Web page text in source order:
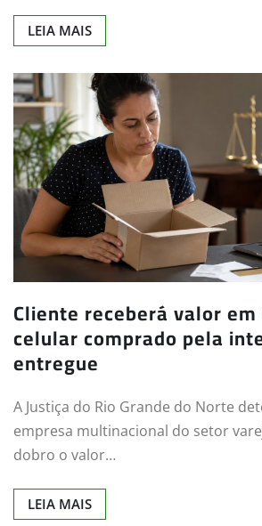
LEIA MAIS
Cliente receberá valor
celular comprado pela
entregue
A Justiça do Rio Grande do Norte
empresa multinacional do setor
dobro o valor…
LEIA MAIS